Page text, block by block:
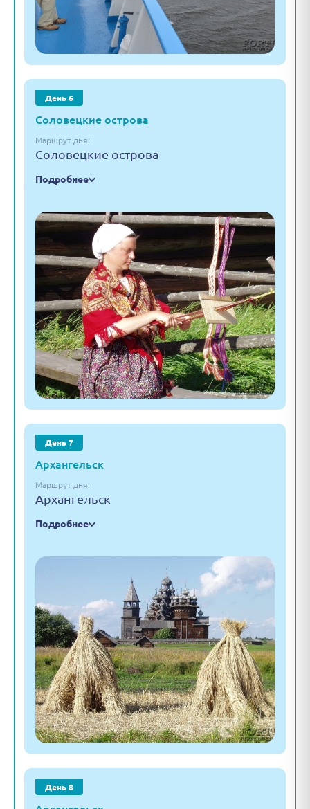
День 6
Соловецкие острова
Маршрут дня:
Соловецкие острова
Подробнее
День 7
Архангельск
Маршрут дня:
Архангельск
Подробнее
День 8